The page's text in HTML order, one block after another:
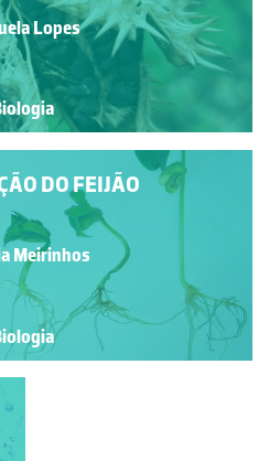
Lopes
DO FEIJÃO
Meirinhos